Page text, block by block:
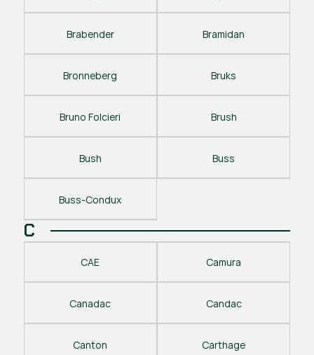
Brabender Bramidan
Bronneberg Bruks
Bruno Folcieri Brush
Bush Buss
Buss-Condux
C
CAE Camura
Canadac Candac
Canton Carthage